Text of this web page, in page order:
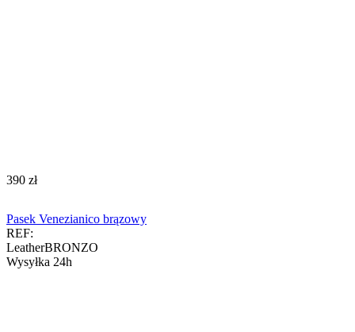
‍390‍ zł
Pasek Venezianico brązowy
REF:
LeatherBRONZO
Wysyłka 24h